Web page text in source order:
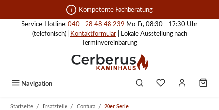
Zum Hauptinhalt springen Kompetente Fachberatung
Service-Hotline: 040 - 28 48 48 239 Mo-Fr, 08:30 - 17:30 Uhr
(telefonisch) |
Kontaktformular| Lokale Ausstellung nach
Terminvereinbarung
Navigation
Startseite / Ersatzteile / Contura / 20er Serie